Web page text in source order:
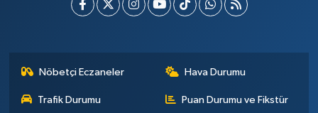
Nöbetçi Eczaneler Hava Durumu
Trafik Durumu Puan Durumu ve Fikstür